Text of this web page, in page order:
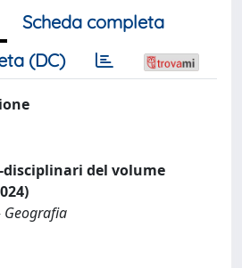
Scheda completa
(DC)
del volume
Geografia